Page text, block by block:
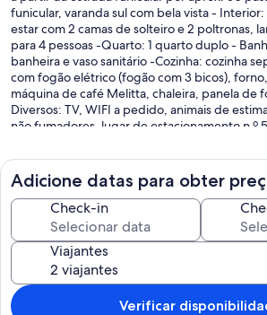
funicular, varanda sul com bela vista -
estar com 2 camas de solteiro e 2 poltronas,
para 4 pessoas -Quarto: 1 quarto duplo -
banheira e vaso sanitário -Cozinha: cozinha
com fogão elétrico (fogão com 3 bicos),
máquina de café Melitta, chaleira, panela de
Diversos: TV, WIFI a pedido, animais de
não fumadores, lugar de estacionamento n º
normal está incluída no preço do aluguel. - -
disponíveis: Podem ser alugadas na agência. -
disponíveis: Podem ser alugadas na agência. -
Pode ser alugado na agência. - -
ou parques de estacionamento públicos
Um depósito de 500,00 é exigido. - - Seguro
Incluído no pre��o do aluguel para
grandes forças (atestado médico). - - Taxas
nenhuma. - - Taxa de turismo: Incluído no
Adicione datas para obter
Check-in
Viajantes
Verificar